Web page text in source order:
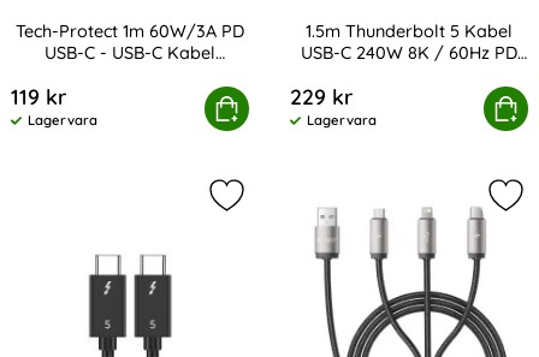
Tech-Protect 1m 60W/3A PD
USB-C - USB-C Kabel
119 kr
Tillgänglighet:
Lagervara
Köp
1m 60W/3A PD USB-C - USB-C Kabel UltraBoost
1.5m Thunderbolt 5 Kabel
USB-C 240W 8K / 60Hz PD
229 kr
Tillgänglighet:
Lagervara
Köp
1.5m Thunderbolt 5 Kabel USB-
Markera 2m Thunderbolt 5 Kabel